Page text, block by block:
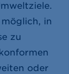
in
zu
oder